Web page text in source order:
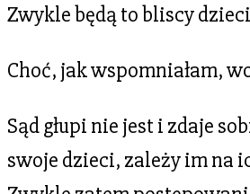
Zwykle będą to bliscy
Choć, jak wspomniałam,
Sąd głupi nie jest i zdaje
swoje dzieci, zależy im na